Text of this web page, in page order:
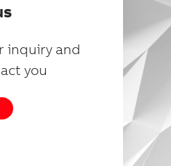
inquiry and
you